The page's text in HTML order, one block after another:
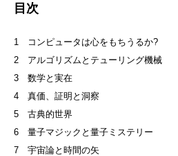
目次
1 コンピュータは心をもちうるか?
2 アルゴリズムとテューリング機械
3 数学と実在
4 真価、証明と洞察
5 古典的世界
6 量子マジックと量子ミステリー
7 宇宙論と時間の矢